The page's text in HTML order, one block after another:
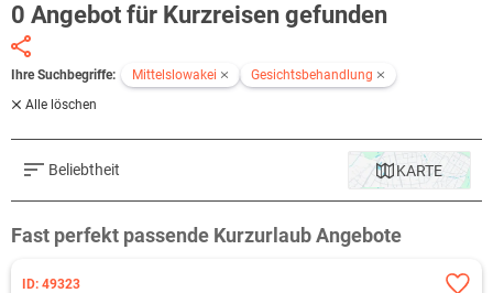
0 Angebot für Kurzreisen gefunden
Ihre Suchbegriffe: Mittelslowakei
Gesichtsbehandlung
Alle löschen
Beliebtheit KARTE
Fast perfekt passende Kurzurlaub Angebote
ID: 49323